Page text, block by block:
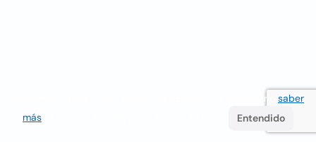
Utilizamos cookies para mejorar la experiencia del usuario saber
más
Entendido